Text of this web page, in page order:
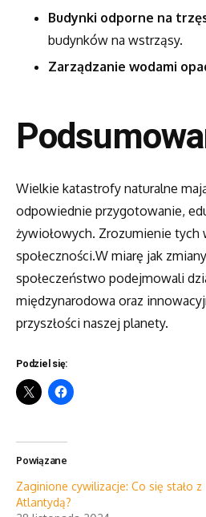
Budynki odporne na
budynków na wstrząsy.
Zarządzanie wodami
Wielkie katastrofy naturalne
odpowiednie przygotowanie,
żywiołowych. Zrozumienie
społeczności.W miarę jak
społeczeństwo podejmowali
międzynarodowa oraz
przyszłości naszej planety.
Podziel się:
Powiązane
Zaginione cywilizacje: Co się stało z
Atlantydą?